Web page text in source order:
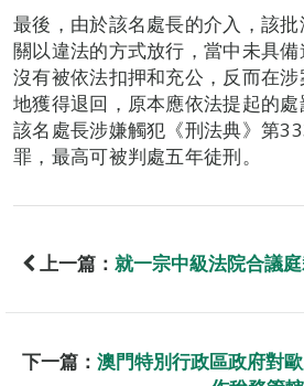
最後，由於該名處長的介入，該
關以違法的方式放行，當中未具
沒有被依法扣押和充公，反而在
地獲得退回，原本應依法提起的處
該名處長涉嫌觸犯《刑法典》第
罪，最高可被判處五年徒刑。
上一篇： 就一宗中級法院合議
下一篇： 澳門特別行政區政府對